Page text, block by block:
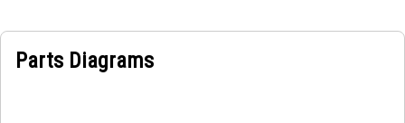
Parts Diagrams